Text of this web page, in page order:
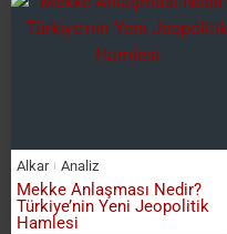
Alkar Analiz
Mekke Anlaşması Nedir?
Türkiye’nin Yeni Jeopolitik
Hamlesi